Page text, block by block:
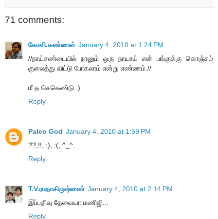
71 comments:
கோவி.கண்ணன் January 4, 2010 at 1:24 PM
//நாய்சண்டையில் நானும் ஒரு நாயாய் என் பங்குக்கு கொஞ்சம்
குலைத்து விட்டு போகலாம் என்று எண்ணம்.//
மீ த செகெண்டு :)
Reply
Paleo God January 4, 2010 at 1:59 PM
??,!!, :), :(, ^_^.
Reply
T.V.ராதாகிருஷ்ணன் January 4, 2010 at 2:14 PM
இப்பதிவு தேவையா மணிஜி...
Reply